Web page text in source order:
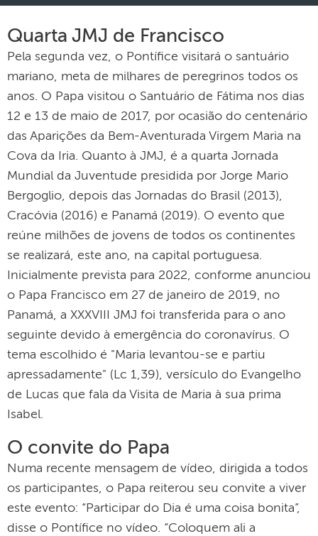
Quarta JMJ de Francisco
Pela segunda vez, o Pontífice visitará o santuário
mariano, meta de milhares de peregrinos todos os
anos. O Papa visitou o Santuário de Fátima nos dias
12 e 13 de maio de 2017, por ocasião do centenário
das Aparições da Bem-Aventurada Virgem Maria na
Cova da Iria. Quanto à JMJ, é a quarta Jornada
Mundial da Juventude presidida por Jorge Mario
Bergoglio, depois das Jornadas do Brasil (2013),
Cracóvia (2016) e Panamá (2019). O evento que
reúne milhões de jovens de todos os continentes
se realizará, este ano, na capital portuguesa.
Inicialmente prevista para 2022, conforme anunciou
o Papa Francisco em 27 de janeiro de 2019, no
Panamá, a XXXVIII JMJ foi transferida para o ano
seguinte devido à emergência do coronavírus. O
tema escolhido é "Maria levantou-se e partiu
apressadamente" (Lc 1,39), versículo do Evangelho
de Lucas que fala da Visita de Maria à sua prima
Isabel.
O convite do Papa
Numa recente mensagem de vídeo, dirigida a todos
os participantes, o Papa reiterou seu convite a viver
este evento: “Participar do Dia é uma coisa bonita”,
disse o Pontífice no vídeo. “Coloquem ali a